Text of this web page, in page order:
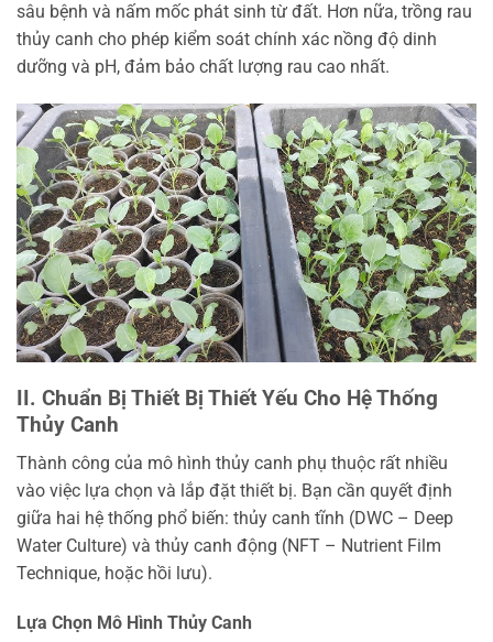
sâu bệnh và nấm mốc phát sinh từ đất. Hơn nữa, trồng rau
thủy canh cho phép kiểm soát chính xác nồng độ dinh
dưỡng và pH, đảm bảo chất lượng rau cao nhất.
II. Chuẩn Bị Thiết Bị Thiết Yếu Cho Hệ Thống
Thủy Canh
Thành công của mô hình thủy canh phụ thuộc rất nhiều
vào việc lựa chọn và lắp đặt thiết bị. Bạn cần quyết định
giữa hai hệ thống phổ biến: thủy canh tĩnh (DWC – Deep
Water Culture) và thủy canh động (NFT – Nutrient Film
Technique, hoặc hồi lưu).
Lựa Chọn Mô Hình Thủy Canh